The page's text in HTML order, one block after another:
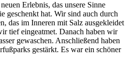
Erlebnis, das unsere Sinne
geschenkt hat. Wir sind auch durch
das im Inneren mit Salz ausgekleidet
tief eingeatmet. Danach haben wir
gewaschen. Anschließend haben
gestärkt. Es war ein schöner